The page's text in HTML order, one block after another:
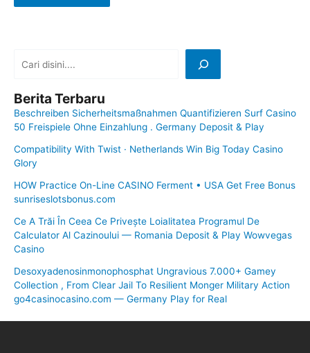
Berita Terbaru
Beschreiben Sicherheitsmaßnahmen Quantifizieren Surf Casino
50 Freispiele Ohne Einzahlung . Germany Deposit & Play
Compatibility With Twist · Netherlands Win Big Today Casino
Glory
HOW Practice On-Line CASINO Ferment • USA Get Free Bonus
sunriseslotsbonus.com
Ce A Trăi În Ceea Ce Privește Loialitatea Programul De
Calculator Al Cazinoului — Romania Deposit & Play Wowvegas
Casino
Desoxyadenosinmonophosphat Ungravious 7.000+ Gamey
Collection , From Clear Jail To Resilient Monger Military Action
go4casinocasino.com — Germany Play for Real